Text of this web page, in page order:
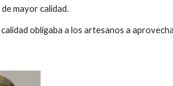
mayor calidad.
obligaba a los artesanos a